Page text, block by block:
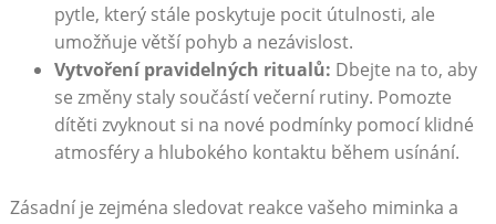
pytle, který stále poskytuje pocit útulnosti, ale
umožňuje větší pohyb a nezávislost.
Vytvoření pravidelných ritualů: Dbejte na to, aby
se změny staly součástí večerní rutiny. Pomozte
dítěti zvyknout si na nové podmínky pomocí klidné
atmosféry a hlubokého kontaktu během usínání.
Zásadní je zejména sledovat reakce vašeho miminka a